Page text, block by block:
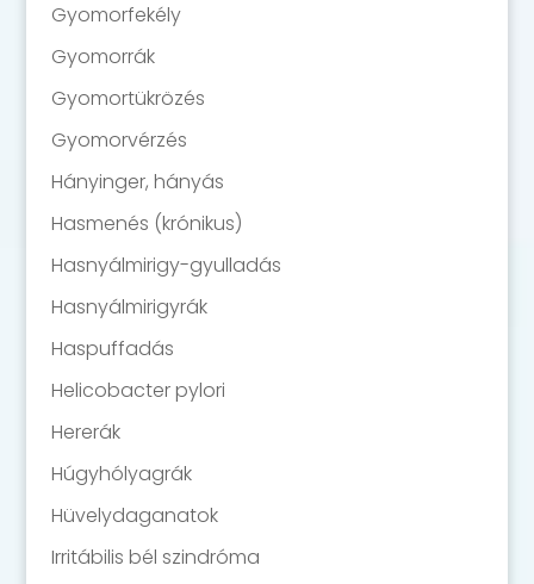
Gyomorfekély
Gyomorrák
Gyomortükrözés
Gyomorvérzés
Hányinger, hányás
Hasmenés (krónikus)
Hasnyálmirigy-gyulladás
Hasnyálmirigyrák
Haspuffadás
Helicobacter pylori
Hererák
Húgyhólyagrák
Hüvelydaganatok
Irritábilis bél szindróma